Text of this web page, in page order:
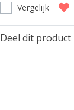
Vergelijk
Deel dit product